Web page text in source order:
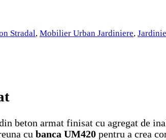
Stradal, Mobilier Urban Jardiniere,
beton armat finisat cu agregat de
cu banca UM420 pentru a crea